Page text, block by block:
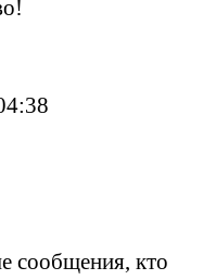
сообщения, кто